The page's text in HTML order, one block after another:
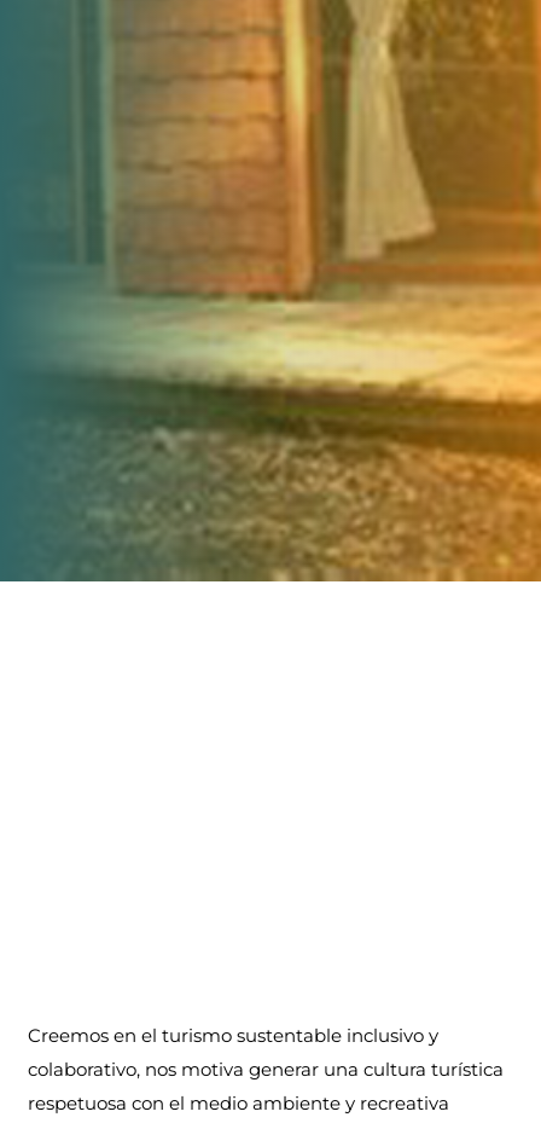
Creemos en el turismo sustentable inclusivo y
colaborativo, nos motiva generar una cultura turística
respetuosa con el medio ambiente y recreativa